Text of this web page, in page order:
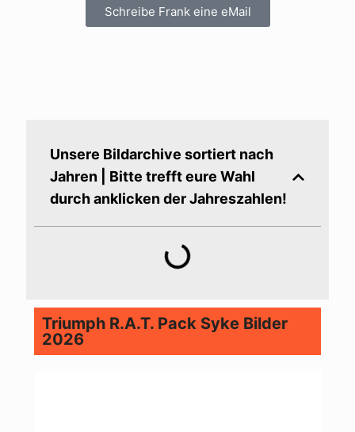
Schreibe Frank eine eMail
Unsere Bildarchive sortiert nach
Jahren | Bitte trefft eure Wahl
durch anklicken der Jahreszahlen!
Triumph R.A.T. Pack Syke Bilder
2026